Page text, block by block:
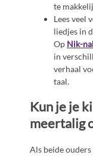
te
Lees veel
liedjes in
Op Nik-
in
verhaal
taal.
Kun je je
meertalig
Als beide